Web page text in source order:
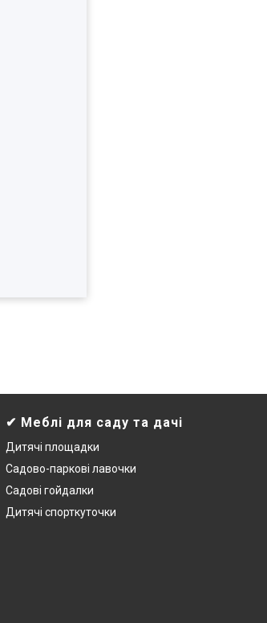
✔ Меблі для саду та дачі
Дитячі площадки
Садово-паркові лавочки
Садові гойдалки
Дитячі спорткуточки